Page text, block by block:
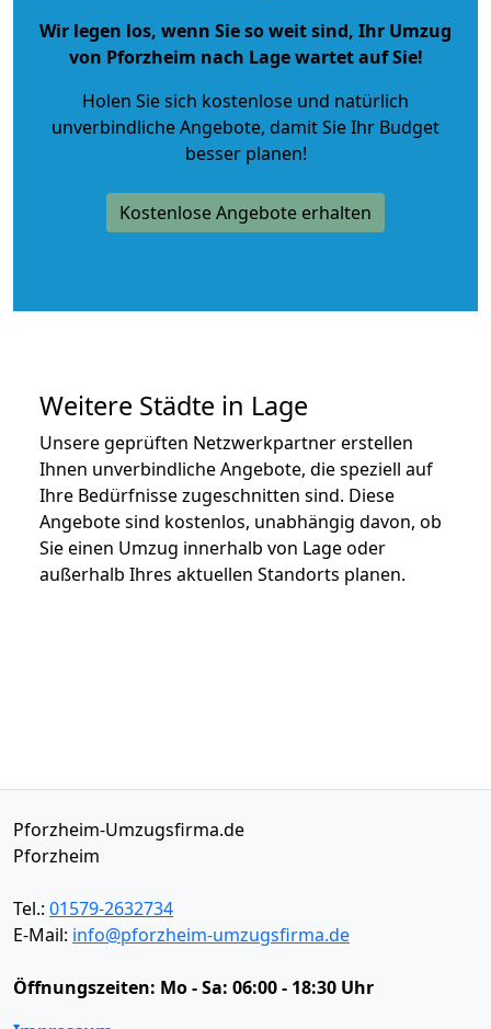
Wir legen los, wenn Sie so weit sind, Ihr Umzug
von Pforzheim nach Lage wartet auf Sie!
Holen Sie sich kostenlose und natürlich
unverbindliche Angebote, damit Sie Ihr Budget
besser planen!
Kostenlose Angebote erhalten
Weitere Städte in Lage
Unsere geprüften Netzwerkpartner erstellen
Ihnen unverbindliche Angebote, die speziell auf
Ihre Bedürfnisse zugeschnitten sind. Diese
Angebote sind kostenlos, unabhängig davon, ob
Sie einen Umzug innerhalb von Lage oder
außerhalb Ihres aktuellen Standorts planen.
Pforzheim-Umzugsfirma.de
Pforzheim
Tel.: 01579-2632734
E-Mail: info@pforzheim-umzugsfirma.de
Öffnungszeiten: Mo - Sa: 06:00 - 18:30 Uhr